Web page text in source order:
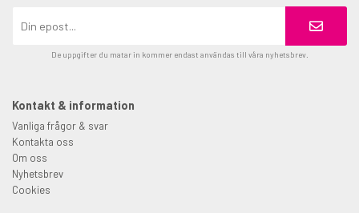
De uppgifter du matar in kommer endast användas till våra nyhetsbrev.
Kontakt & information
Vanliga frågor & svar
Kontakta oss
Om oss
Nyhetsbrev
Cookies